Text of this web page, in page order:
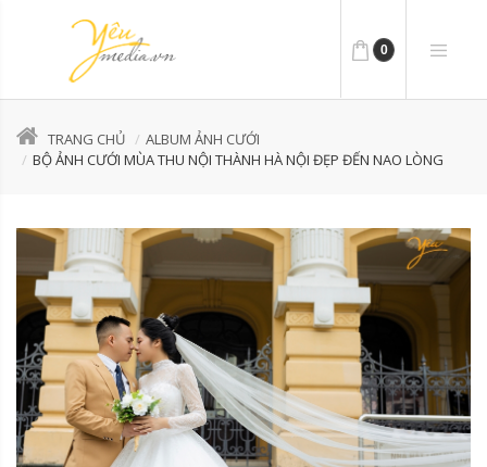
0
TRANG CHỦ
ALBUM ẢNH CƯỚI
BỘ ẢNH CƯỚI MÙA THU NỘI THÀNH HÀ NỘI ĐẸP ĐẾN NAO LÒNG